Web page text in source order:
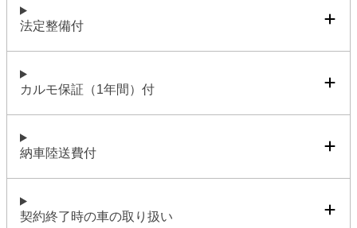
法定整備付
カルモ保証（1年間）付
納車陸送費付
契約終了時の車の取り扱い